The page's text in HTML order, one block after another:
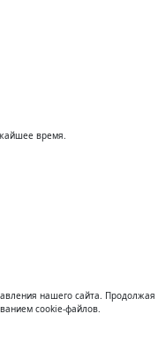
время.
нашего сайта. Продолжая
cookie-файлов.